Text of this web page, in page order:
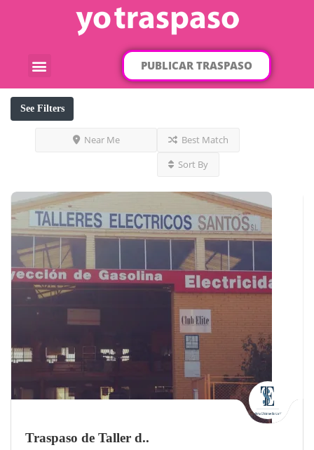
PUBLICAR TRASPASO
See Filters
Near Me
Best Match
Sort By
Traspaso de Taller d..